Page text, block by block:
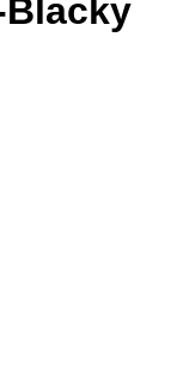
Blacky